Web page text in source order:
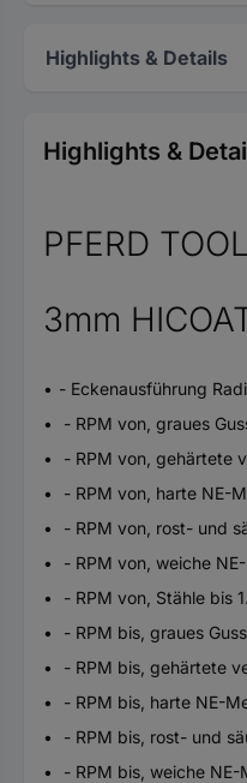
Highlights & Details
Highlights &
PFERD
3mm
- Eckenausführung
- RPM von, graues
- RPM von, gehärtete
- RPM von, harte NE-
- RPM von, rost- und
- RPM von, weiche
- RPM von, Stähle bis
- RPM bis, graues
- RPM bis, gehärtete
- RPM bis, harte NE-
- RPM bis, rost- und
- RPM bis, weiche